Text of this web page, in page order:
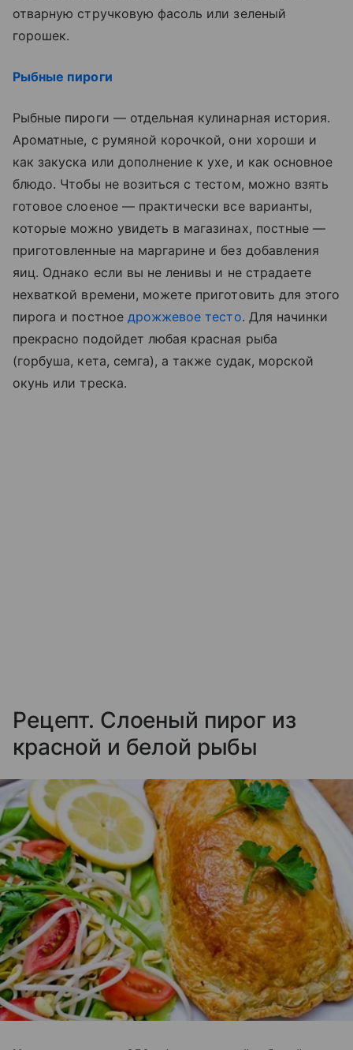
отварную стручковую фасоль или зеленый
горошек.
Рыбные пироги
Рыбные пироги — отдельная кулинарная история.
Ароматные, с румяной корочкой, они хороши и
как закуска или дополнение к ухе, и как основное
блюдо. Чтобы не возиться с тестом, можно взять
готовое слоеное — практически все варианты,
которые можно увидеть в магазинах, постные —
приготовленные на маргарине и без добавления
яиц. Однако если вы не ленивы и не страдаете
нехваткой времени, можете приготовить для этого
пирога и постное дрожжевое тесто. Для начинки
прекрасно подойдет любая красная рыба
(горбуша, кета, семга), а также судак, морской
окунь или треска.
Рецепт. Слоеный пирог из
красной и белой рыбы